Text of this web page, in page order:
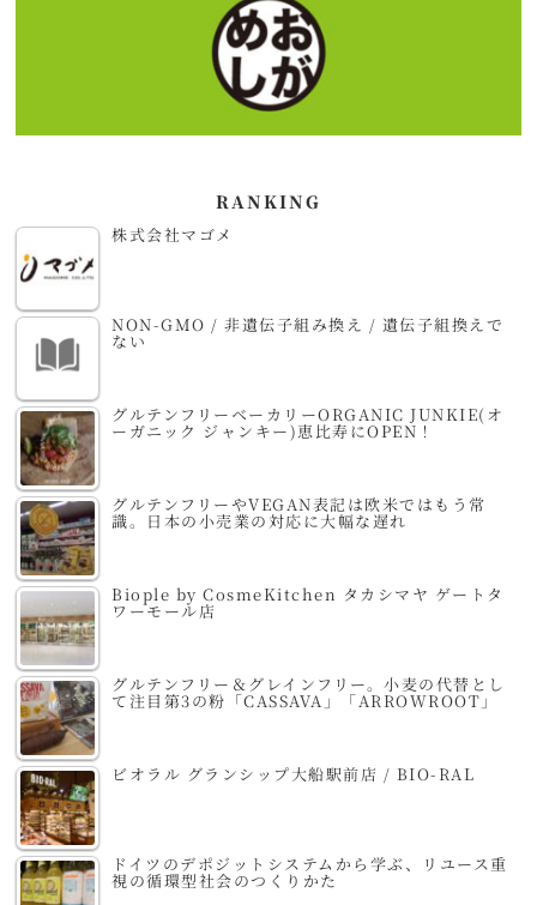
RANKING
株式会社マゴメ
NON-GMO / 非遺伝子組み換え / 遺伝子組換えで
ない
グルテンフリーベーカリーORGANIC JUNKIE(オ
ーガニック ジャンキー)恵比寿にOPEN！
グルテンフリーやVEGAN表記は欧米ではもう常
識。日本の小売業の対応に大幅な遅れ
Biople by CosmeKitchen タカシマヤ ゲートタ
ワーモール店
グルテンフリー＆グレインフリー。小麦の代替とし
て注目第3の粉「CASSAVA」「ARROWROOT」
ビオラル グランシップ大船駅前店 / BIO-RAL
ドイツのデポジットシステムから学ぶ、リユース重
視の循環型社会のつくりかた